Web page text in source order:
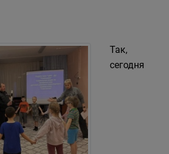
Так,
сегодня